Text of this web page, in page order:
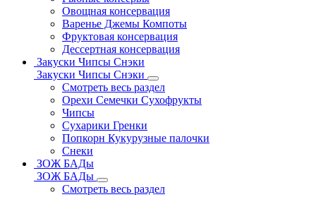
Овощная консервация
Варенье Джемы Компоты
Фруктовая консервация
Дессертная консервация
Закуски Чипсы Снэки
Закуски Чипсы Снэки
Смотреть весь раздел
Орехи Семечки Сухофрукты
Чипсы
Сухарики Гренки
Попкорн Кукурузные палочки
Снеки
ЗОЖ БАДы
ЗОЖ БАДы
Смотреть весь раздел